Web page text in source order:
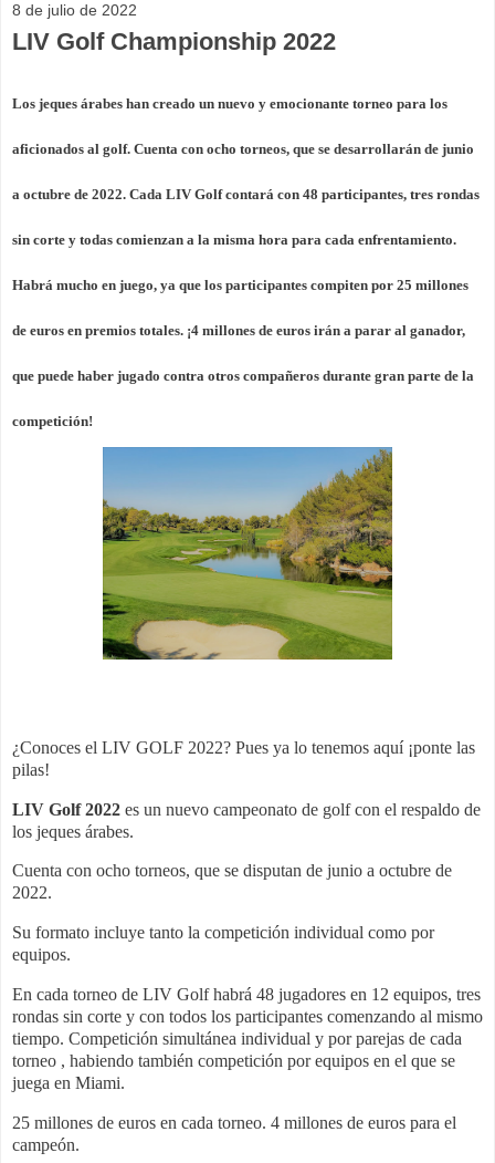
8 de julio de 2022
LIV Golf Championship 2022
Los jeques árabes han creado un nuevo y emocionante torneo para los
aficionados al golf. Cuenta con ocho torneos, que se desarrollarán de junio
a octubre de 2022. Cada LIV Golf contará con 48 participantes, tres rondas
sin corte y todas comienzan a la misma hora para cada enfrentamiento.
Habrá mucho en juego, ya que los participantes compiten por 25 millones
de euros en premios totales. ¡4 millones de euros irán a parar al ganador,
que puede haber jugado contra otros compañeros durante gran parte de la
competición!
¿Conoces el LIV GOLF 2022? Pues ya lo tenemos aquí ¡ponte las
pilas!
LIV Golf 2022 es un nuevo campeonato de golf con el respaldo de
los jeques árabes.
Cuenta con ocho torneos, que se disputan de junio a octubre de
2022.
Su formato incluye tanto la competición individual como por
equipos.
En cada torneo de LIV Golf habrá 48 jugadores en 12 equipos, tres
rondas sin corte y con todos los participantes comenzando al mismo
tiempo. Competición simultánea individual y por parejas de cada
torneo , habiendo también competición por equipos en el que se
juega en Miami.
25 millones de euros en cada torneo. 4 millones de euros para el
campeón.